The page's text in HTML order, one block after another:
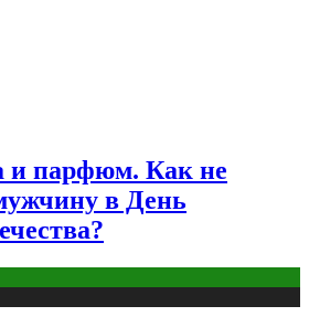
и парфюм. Как не
в День